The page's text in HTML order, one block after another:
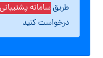
طریقسامانه
درخواست کنید